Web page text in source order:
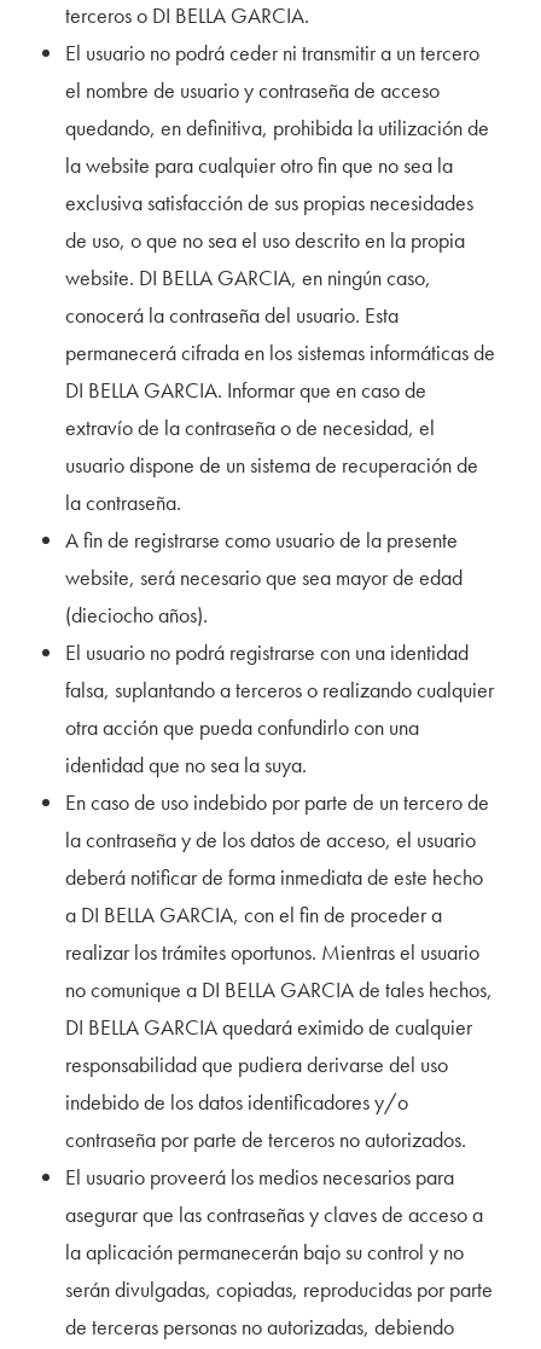
terceros o DI BELLA GARCIA.
El usuario no podrá ceder ni transmitir a un tercero
el nombre de usuario y contraseña de acceso
quedando, en definitiva, prohibida la utilización de
la website para cualquier otro fin que no sea la
exclusiva satisfacción de sus propias necesidades
de uso, o que no sea el uso descrito en la propia
website. DI BELLA GARCIA, en ningún caso,
conocerá la contraseña del usuario. Esta
permanecerá cifrada en los sistemas informáticas de
DI BELLA GARCIA. Informar que en caso de
extravío de la contraseña o de necesidad, el
usuario dispone de un sistema de recuperación de
la contraseña.
A fin de registrarse como usuario de la presente
website, será necesario que sea mayor de edad
(dieciocho años).
El usuario no podrá registrarse con una identidad
falsa, suplantando a terceros o realizando cualquier
otra acción que pueda confundirlo con una
identidad que no sea la suya.
En caso de uso indebido por parte de un tercero de
la contraseña y de los datos de acceso, el usuario
deberá notificar de forma inmediata de este hecho
a DI BELLA GARCIA, con el fin de proceder a
realizar los trámites oportunos. Mientras el usuario
no comunique a DI BELLA GARCIA de tales hechos,
DI BELLA GARCIA quedará eximido de cualquier
responsabilidad que pudiera derivarse del uso
indebido de los datos identificadores y/o
contraseña por parte de terceros no autorizados.
El usuario proveerá los medios necesarios para
asegurar que las contraseñas y claves de acceso a
la aplicación permanecerán bajo su control y no
serán divulgadas, copiadas, reproducidas por parte
de terceras personas no autorizadas, debiendo